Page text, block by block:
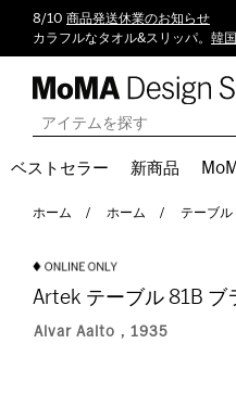
8/10 商品発送休業のお知らせ
カラフルなタオル&スリッパ。 韓
ベストセラー 新商品
ホーム ホーム テーブル
Artek テーブル 81B ブ
Alvar Aalto，1935